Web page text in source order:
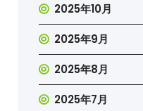
2025年10月
2025年9月
2025年8月
2025年7月